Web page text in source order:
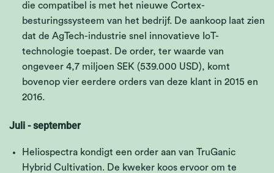
die compatibel is met het nieuwe Cortex-
besturingssysteem van het bedrijf. De aankoop laat zien
dat de AgTech-industrie snel innovatieve IoT-
technologie toepast. De order, ter waarde van
ongeveer 4,7 miljoen SEK (539.000 USD), komt
bovenop vier eerdere orders van deze klant in 2015 en
2016.
Juli - september
Heliospectra kondigt een order aan van TruGanic
Hybrid Cultivation. De kweker koos ervoor om te